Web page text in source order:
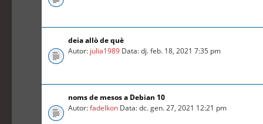
deia allò de què
Autor: julia1989 Data: dj. feb. 18, 2021 7:35 pm
noms de mesos a Debian 10
Autor:fadelkon Data: dc. gen. 27, 2021 12:21 pm